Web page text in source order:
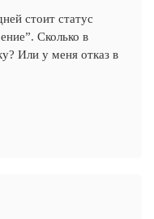
стоит статус
Сколько в
Или у меня отказ в